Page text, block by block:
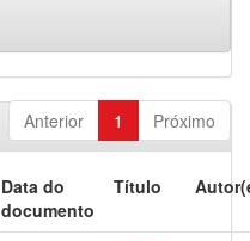
Anterior 1 Próximo
Data do
documento
Título